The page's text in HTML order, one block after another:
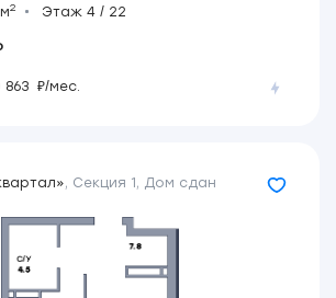
2 Этаж 4 / 22
863 ₽/мес.
, Секция 1, Дом сдан